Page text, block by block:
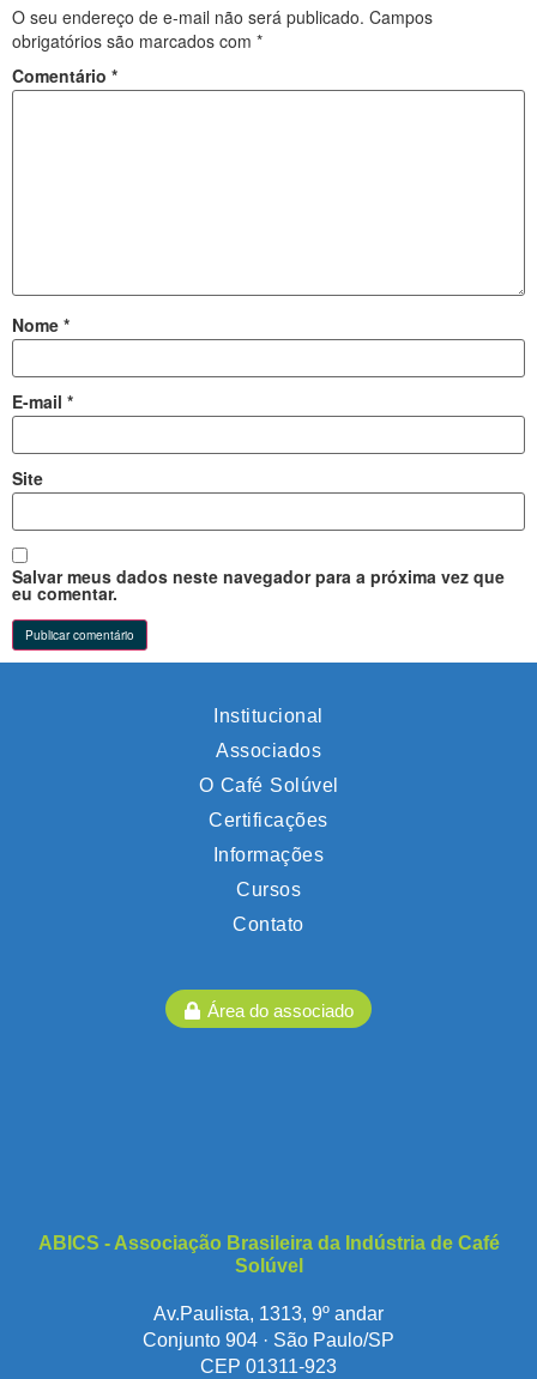
O seu endereço de e-mail não será publicado. Campos
obrigatórios são marcados com *
Comentário *
Nome *
E-mail *
Site
Salvar meus dados neste navegador para a próxima vez que
eu comentar.
Institucional
Associados
O Café Solúvel
Certificações
Informações
Cursos
Contato
Área do associado
ABICS - Associação Brasileira da Indústria de Café
Solúvel
Av.Paulista, 1313, 9º andar
Conjunto 904 · São Paulo/SP
CEP 01311-923